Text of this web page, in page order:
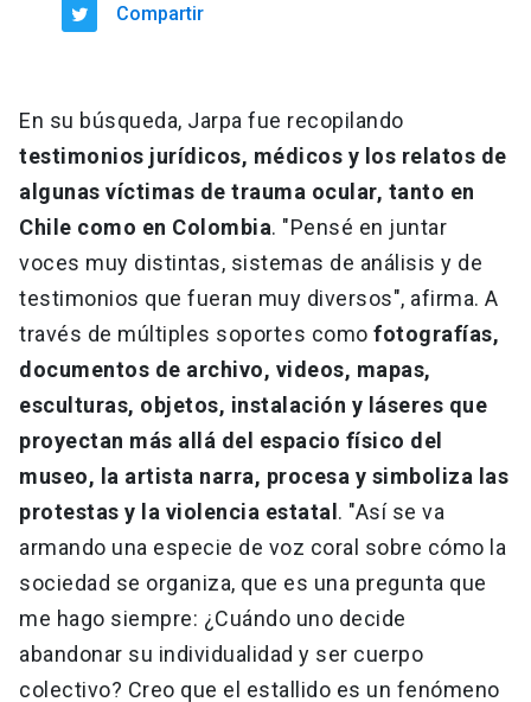
Compartir
En su búsqueda, Jarpa fue recopilando
testimonios jurídicos, médicos y los relatos de
algunas víctimas de trauma ocular, tanto en
Chile como en Colombia. "Pensé en juntar
voces muy distintas, sistemas de análisis y de
testimonios que fueran muy diversos", afirma. A
través de múltiples soportes como fotografías,
documentos de archivo, videos, mapas,
esculturas, objetos, instalación y láseres que
proyectan más allá del espacio físico del
museo, la artista narra, procesa y simboliza las
protestas y la violencia estatal . "Así se va
armando una especie de voz coral sobre cómo la
sociedad se organiza, que es una pregunta que
me hago siempre: ¿Cuándo uno decide
abandonar su individualidad y ser cuerpo
colectivo? Creo que el estallido es un fenómeno